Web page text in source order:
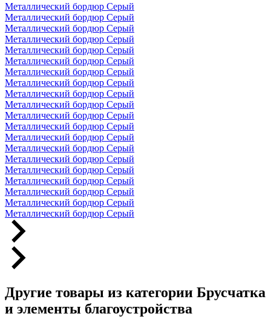
Металлический бордюр Серый
Металлический бордюр Серый
Металлический бордюр Серый
Металлический бордюр Серый
Металлический бордюр Серый
Металлический бордюр Серый
Металлический бордюр Серый
Металлический бордюр Серый
Металлический бордюр Серый
Металлический бордюр Серый
Металлический бордюр Серый
Металлический бордюр Серый
Металлический бордюр Серый
Металлический бордюр Серый
Металлический бордюр Серый
Металлический бордюр Серый
Металлический бордюр Серый
Металлический бордюр Серый
Металлический бордюр Серый
Металлический бордюр Серый
Другие товары из категории Брусчатка
и элементы благоустройства